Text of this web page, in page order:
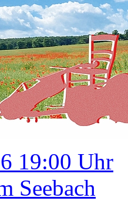
19:00 Uhr
Seebach